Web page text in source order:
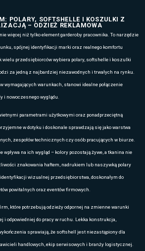
akcje i wydarzenia promocyjne, ale
stroje i uniformy robocze dla każdej
zarówno marki premium, jak i
Skorzystaj z naszego doświadczenia i
- WCIĄŻ NA FALI
MASCOT -
FIRM
Craft to idealne rozwiązanie dla firm,
komfort noszenia i trwałą jakość
z klientami.
z myślą o intensywnym użytkowaniu